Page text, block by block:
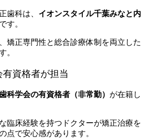
歯科は、 イオンスタイル千葉みなと内
す。
矯正専門性と総合診療体制を両立した
。
有資格者が担当
科学会の有資格者（非常勤） が在籍し
臨床経験を持つドクターが矯正治療を
点で安心感があります。